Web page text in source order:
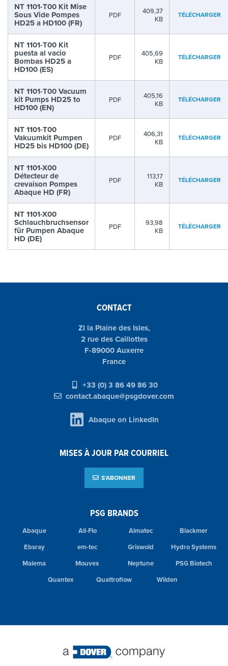
NT 1101-T00 Kit Mise
Sous Vide Pompes
HD25 a HD100 (FR)
PDF
409,37
KB
TÉLÉCHARGER
NT 1101-T00 Kit
puesta al vacio
Bombas HD25 a
HD100 (ES)
PDF
405,69
KB
TÉLÉCHARGER
NT 1101-T00 Vacuum
kit Pumps HD25 to
HD100 (EN)
PDF
405,16
KB
TÉLÉCHARGER
NT 1101-T00
Vakuumkit Pumpen
HD25 bis HD100 (DE)
PDF
406,31
KB
TÉLÉCHARGER
NT 1101-X00
Détecteur de
crevaison Pompes
Abaque HD (FR)
PDF
113,17
KB
TÉLÉCHARGER
NT 1101-X00
Schlauchbruchsensor
für Pumpen Abaque
HD (DE)
PDF
93,98
KB
TÉLÉCHARGER
PSG BRANDS
Abaque All-Flo Almatec
Blackmer
Ebsray
em-tec Griswold
Hydro Systems
Malema
Mouvex Neptune
PSG Biotech
Quantex
Quattroflow Wilden
CONTACT
ZI la Plaine des Isles,
2 rue des Caillottes
F-89000 Auxerre
France
+33 (0) 3 86 49 86 30
contact.abaque@psgdover.com
Abaque on LinkedIn
MISES À JOUR PAR COURRIEL
S’ABONNER